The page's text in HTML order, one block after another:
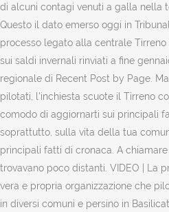
di alcuni contagi venuti a galla nella
Questo il dato emerso oggi in
processo legato alla centrale
sui saldi invernali rinviati a fine
regionale di Recent Post by Page.
pilotati, l'inchiesta scuote il Tirreno
comodo di aggiornarti sui principali
soprattutto, sulla vita della tua
principali fatti di cronaca. A
trovavano poco distanti. VIDEO | La
vera e propria organizzazione che
in diversi comuni e persino in